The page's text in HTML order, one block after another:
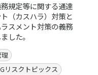
規定等に関する通達
（カスハラ）対策と
スメント対策の義務
した。
リスクトピックス